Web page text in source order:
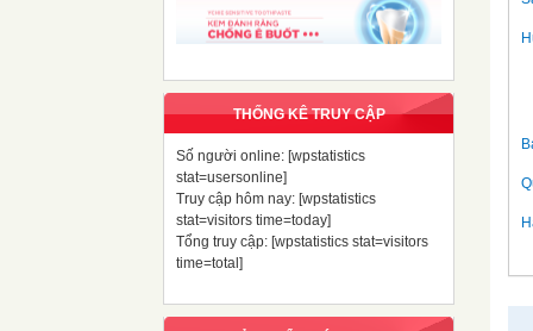
THỐNG KÊ TRUY CẬP
Số người online: [wpstatistics
stat=usersonline]
Truy cập hôm nay: [wpstatistics
stat=visitors time=today]
Tổng truy cập: [wpstatistics stat=visitors
time=total]